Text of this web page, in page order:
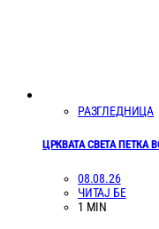
РАЗГЛЕДНИЦА
ЦРКВАТА СВЕТА ПЕТКА
08.08.26
ЧИТАЈ БЕ
1 MIN